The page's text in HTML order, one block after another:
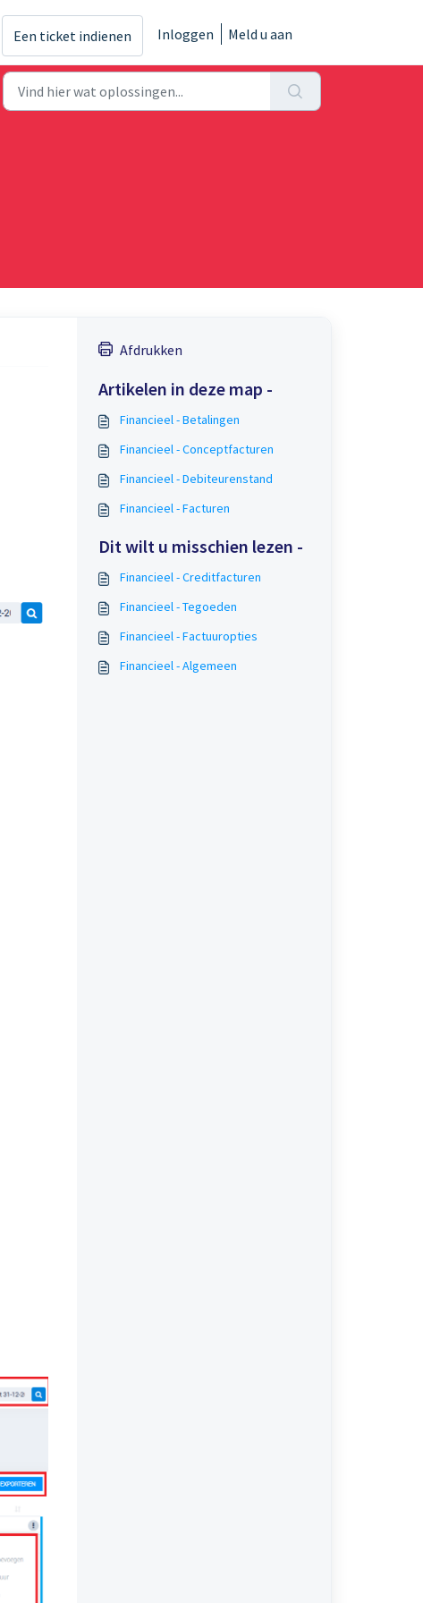
Een ticket indienen Inloggen Meld u aan
Afdrukken
Artikelen in deze map -
Financieel - Betalingen
Financieel - Conceptfacturen
Financieel - Debiteurenstand
Financieel - Facturen
Dit wilt u misschien lezen -
Financieel - Creditfacturen
Financieel - Tegoeden
Financieel - Factuuropties
Financieel - Algemeen